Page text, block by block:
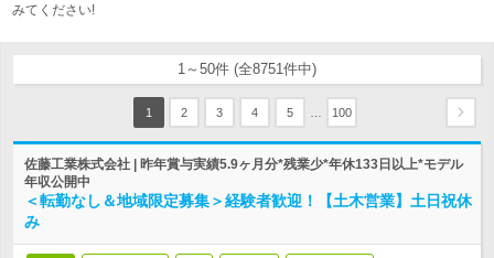
みてください!
1～50件 (全8751件中)
1 2 3 4 5 100
佐藤工業株式会社 | 昨年賞与実績5.9ヶ月分*残業少*年休133日以上*モデル
年収公開中
＜転勤なし＆地域限定募集＞経験者歓迎！【土木営業】土日祝休
み